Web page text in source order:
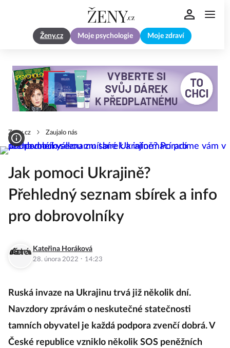
Ženy.cz Moje psychologie Moje zdraví
Zeny.cz Zaujalo nás
Jak pomoci Ukrajině?
Přehledný seznam sbírek a info
pro dobrovolníky
Kateřina Horáková
28. února 2022 · 14:23
Ruská invaze na Ukrajinu trvá již několik dní.
Navzdory zprávám o neskutečné statečnosti
tamních obyvatel je každá podpora zvenčí dobrá. V
České republice vzniklo několik SOS peněžních